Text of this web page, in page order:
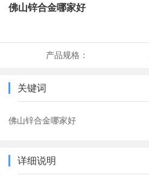
佛山锌合金哪家好
产品规格：
关键词
佛山锌合金哪家好
详细说明